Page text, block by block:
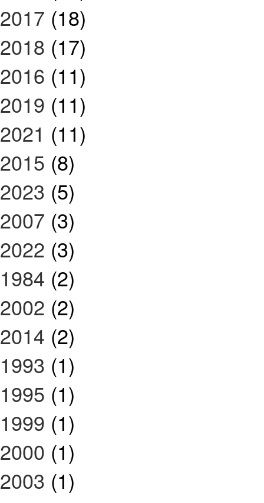
2017 (18)
2018 (17)
2016 (11)
2019 (11)
2021 (11)
2015 (8)
2023 (5)
2007 (3)
2022 (3)
1984 (2)
2002 (2)
2014 (2)
1993 (1)
1995 (1)
1999 (1)
2000 (1)
2003 (1)